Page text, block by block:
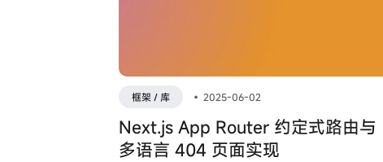
框架 / 库 • 2025-06-02
Next.js App Router 约定式路由与
多语言 404 页面实现